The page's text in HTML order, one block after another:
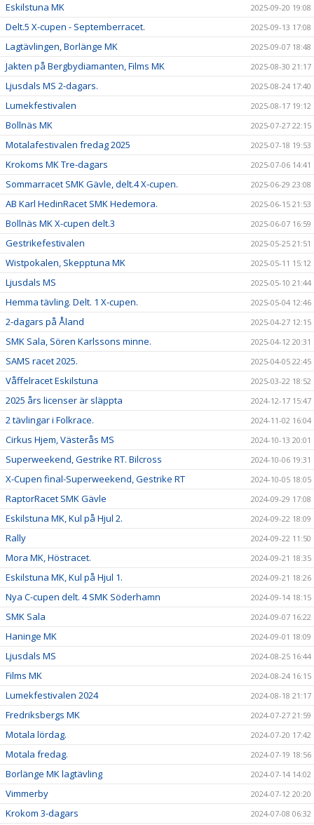
Eskilstuna MK 2025-09-20 19:08
Delt.5 X-cupen - Septemberracet. 2025-09-13 17:08
Lagtävlingen, Borlänge MK 2025-09-07 18:48
Jakten på Bergbydiamanten, Films MK 2025-08-30 21:17
Ljusdals MS 2-dagars. 2025-08-24 17:40
Lumekfestivalen 2025-08-17 19:12
Bollnäs MK 2025-07-27 22:15
Motalafestivalen fredag 2025 2025-07-18 19:53
Krokoms MK Tre-dagars 2025-07-06 14:41
Sommarracet SMK Gävle, delt.4 X-cupen. 2025-06-29 23:08
AB Karl HedinRacet SMK Hedemora. 2025-06-15 21:53
Bollnäs MK X-cupen delt.3 2025-06-07 16:59
Gestrikefestivalen 2025-05-25 21:51
Wistpokalen, Skepptuna MK 2025-05-11 15:12
Ljusdals MS 2025-05-10 21:44
Hemma tävling. Delt. 1 X-cupen. 2025-05-04 12:46
2-dagars på Åland 2025-04-27 12:15
SMK Sala, Sören Karlssons minne. 2025-04-12 20:31
SAMS racet 2025. 2025-04-05 22:45
Våffelracet Eskilstuna 2025-03-22 18:52
2025 års licenser är släppta 2024-12-17 15:47
2 tävlingar i Folkrace. 2024-11-02 16:04
Cirkus Hjem, Västerås MS 2024-10-13 20:01
Superweekend, Gestrike RT. Bilcross 2024-10-06 19:31
X-Cupen final-Superweekend, Gestrike RT 2024-10-05 18:05
RaptorRacet SMK Gävle 2024-09-29 17:08
Eskilstuna MK, Kul på Hjul 2. 2024-09-22 18:09
Rally 2024-09-22 11:50
Mora MK, Höstracet. 2024-09-21 18:35
Eskilstuna MK, Kul på Hjul 1. 2024-09-21 18:26
Nya C-cupen delt. 4 SMK Söderhamn 2024-09-14 18:15
SMK Sala 2024-09-07 16:22
Haninge MK 2024-09-01 18:09
Ljusdals MS 2024-08-25 16:44
Films MK 2024-08-24 16:15
Lumekfestivalen 2024 2024-08-18 21:17
Fredriksbergs MK 2024-07-27 21:59
Motala lördag. 2024-07-20 17:42
Motala fredag. 2024-07-19 18:56
Borlänge MK lagtävling 2024-07-14 14:02
Vimmerby 2024-07-12 20:20
Krokom 3-dagars 2024-07-08 06:32